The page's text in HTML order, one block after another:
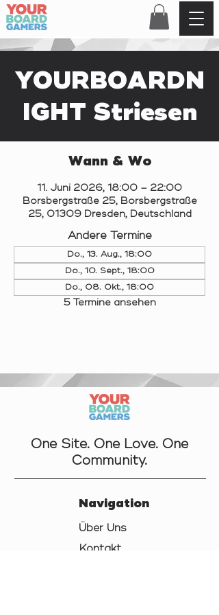
YOURBOARDN
IGHT Striesen
Wann & Wo
11. Juni 2026, 18:00 – 22:00
Borsbergstraße 25, Borsbergstraße
25, 01309 Dresden, Deutschland
Andere Termine
Do., 13. Aug., 18:00
Do., 10. Sept., 18:00
Do., 08. Okt., 18:00
5 Termine ansehen
One Site. One Love. One
Community.
Navigation
Über Uns
Kontakt